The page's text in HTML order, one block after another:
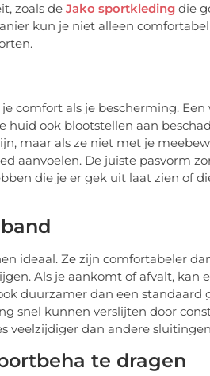
zoals de Jako sportkleding die
kun je niet alleen
comfort als je bescherming.
ook blootstellen aan
maar als ze niet met je
aanvoelen. De juiste pasvorm
die je er gek uit laat zien of
ideaal. Ze zijn comfortabeler
Als je aankomt of afvalt, kan
duurzamer dan een
snel kunnen verslijten door
veelzijdiger dan andere
te dragen